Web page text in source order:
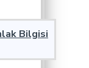
Bilgisi